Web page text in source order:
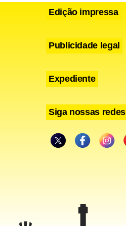
em um
a
Edição impressa
Publicidade legal
Expediente
Siga nossas redes